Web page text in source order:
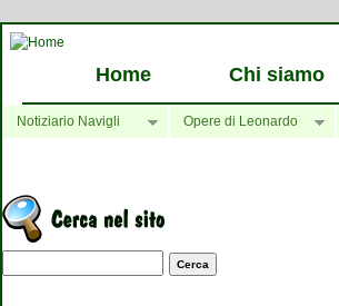
Home Chi siamo
Notiziario Navigli Opere di Leonardo
Maschera di ricerca